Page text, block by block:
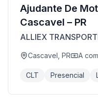
Ajudante De
Cascavel – PR
ALLIEX
Cascavel, PR A
CLT Presencial